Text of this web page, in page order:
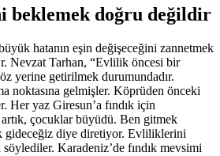
beklemek doğru değildir
hatanın eşin değişeceğini zannetmek
Nevzat Tarhan, “Evlilik öncesi bir
yerine getirilmek durumundadır.
noktasına gelmişler. Köprüden önceki
Her yaz Giresun’a fındık için
çocuklar büyüdü. Ben gitmek
gideceğiz diye diretiyor. Evliliklerini
Karadeniz’de fındık mevsimi